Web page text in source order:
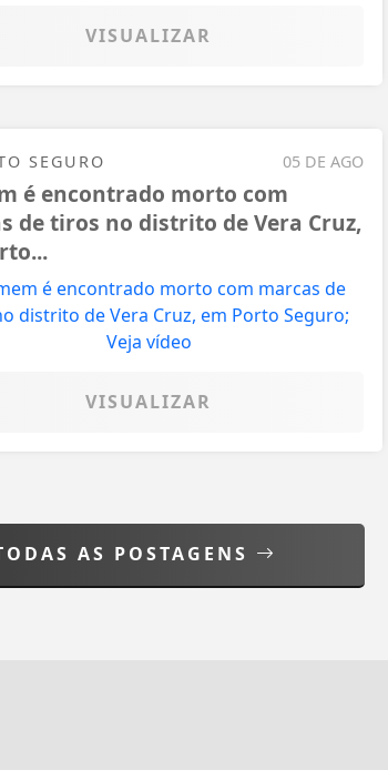
VISUALIZAR
05 DE AGO
SEGURO
é encontrado morto com
de tiros no distrito de Vera Cruz,
VISUALIZAR
AS POSTAGENS